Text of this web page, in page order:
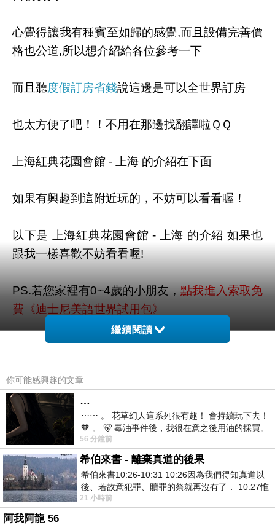
心覺得讓我有種賓至如歸的感覺,而且設備完善價
格也公道,所以想介紹給各位參考一下
而且聽度假訂房省錢說這邊是可以全世界訂房
也太方便了吧！！不用在那邊找翻譯啦ＱＱ
上海紅典花園會館 - 上海 的介紹在下面
如果有興趣到這附近玩的，不妨可以看看喔！
以下是 上海紅典花園會館 - 上海 的介紹 如果也
跟我一樣喜歡不妨看看喔!
PS.若您家裡有0~4歲的小朋友，點我進入索取免
費《迪士尼美語世界試用包》
↓↓↓限量特優價格按鈕↓↓↓
繼續閱讀
你可能感興趣的文章
…
⋯⋯ 。 花草幻人這系列很有趣！ 會持續玩下去！
🧡 。 🐻 毒油事件後，我很在意之後用油的採買。
前天購買了我之前就很愛
56 分鐘前
希伯來書 - 離棄真道的後果
希伯來書10:26-10:31 10:26因為我們得知真道以
後、若故意犯罪、贖罪的祭就再沒有了． 10:27惟
有戰懼等候審判和那燒滅眾敵人的烈火
21 小時前
阿我阿龍 56